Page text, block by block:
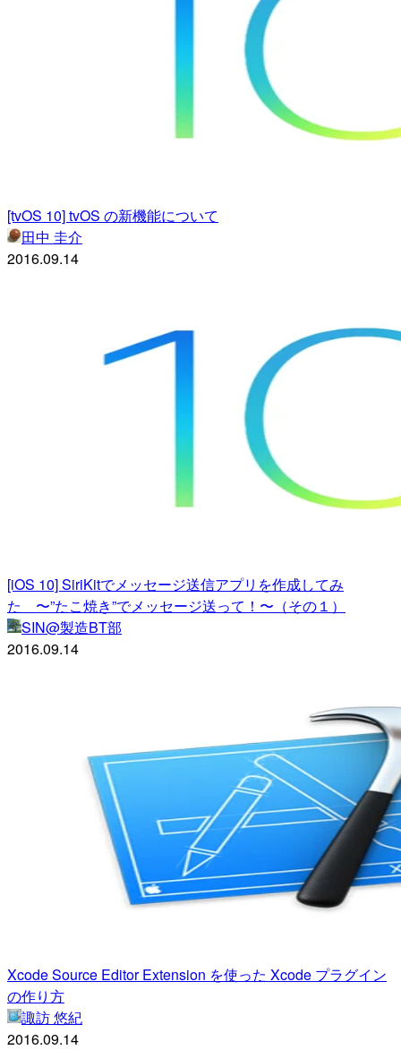
[tvOS 10] tvOS の新機能について
田中 圭介
2016.09.14
[iOS 10] SiriKitでメッセージ送信アプリを作成してみ
た 〜”たこ焼き”でメッセージ送って！〜（その１）
SIN@製造BT部
2016.09.14
Xcode Source Editor Extension を使った Xcode プラグイン
の作り方
諏訪 悠紀
2016.09.14